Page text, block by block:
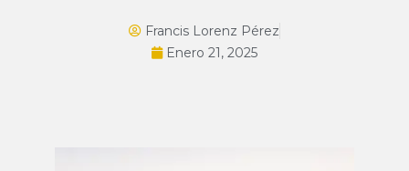
Francis Lorenz Pérez
Enero 21, 2025